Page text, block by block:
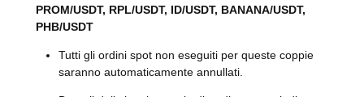
PROM/USDT, RPL/USDT, ID/USDT, BANANA/USDT,
PHB/USDT
Tutti gli ordini spot non eseguiti per queste coppie
saranno automaticamente annullati.